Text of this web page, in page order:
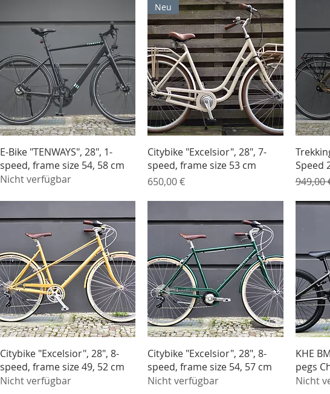
Schnellansicht
E-Bike "TENWAYS", 28", 1-
speed, frame size 54, 58 cm
Nicht verfügbar
Schnellansicht
Neu
Citybike "Excelsior", 28", 7-
speed, frame size 53 cm
Preis
650,00 €
Speed
949,00
Schnellansicht
Citybike "Excelsior", 28", 8-
speed, frame size 49, 52 cm
Nicht verfügbar
Schnellansicht
Citybike "Excelsior", 28", 8-
speed, frame size 54, 57 cm
Nicht verfügbar
KHE
pegs
Nicht